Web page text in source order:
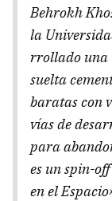
Behrokh
la
rrollado una
suelta
baratas con
vías de
para
es un spin-
en el